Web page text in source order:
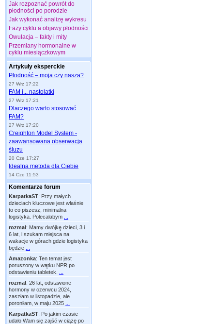
Jak rozpoznać powrót do
płodności po porodzie
Jak wykonać analizę wykresu
Fazy cyklu a objawy płodności
Owulacja – fakty i mity
Przemiany hormonalne w
cyklu miesiączkowym
Artykuły eksperckie
Płodność – moja czy nasza?
27 Wrz 17:22
FAM i... nastolatki
27 Wrz 17:21
Dlaczego warto stosować
FAM?
27 Wrz 17:20
Creighton Model System -
zaawansowana obserwacja
śluzu
20 Cze 17:27
Idealna metoda dla Ciebie
14 Cze 11:53
Komentarze forum
KarpatkaST: Przy małych
dzieciach kluczowe jest właśnie
to co piszesz, minimalna
logistyka. Polecałabym
rozmal: Mamy dwójkę dzieci, 3 i
6 lat, i szukam miejsca na
wakacje w górach gdzie logistyka
będzie
Amazonka: Ten temat jest
poruszony w wątku NPR po
odstawieniu tabletek.
rozmal: 26 lat, odstawione
hormony w czerwcu 2024,
zaszłam w listopadzie, ale
poroniłam, w maju 2025
KarpatkaST: Po jakim czasie
udało Wam się zajść w ciążę po